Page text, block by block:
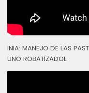
INIA: MANEJO DE LAS
UNO ROBATIZADOL